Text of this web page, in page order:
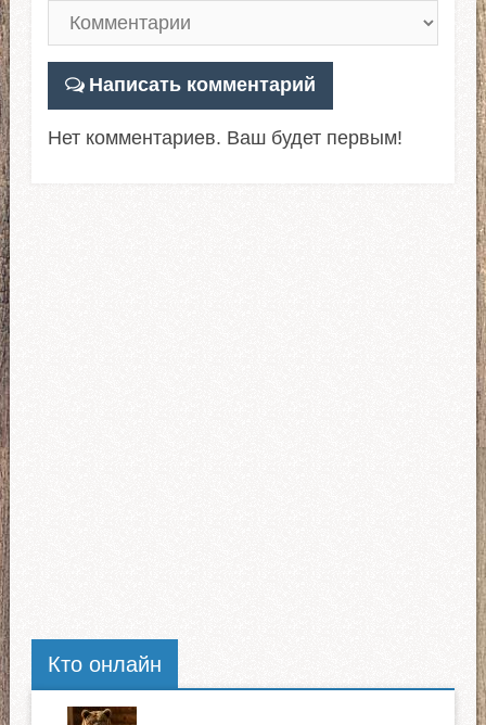
Написать комментарий
Нет комментариев. Ваш будет первым!
Кто онлайн